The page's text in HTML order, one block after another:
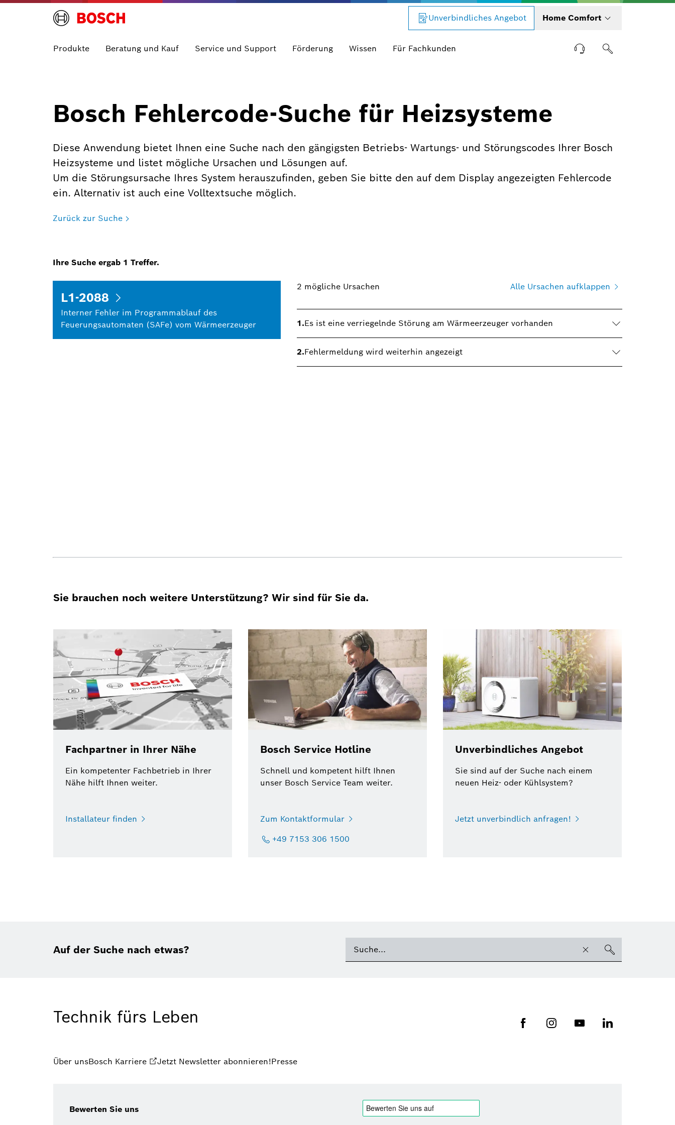
Unverbindliches Angebot Home Comfort
Produkte Beratung und Kauf Service und Support Förderung Wissen Für Fachkunden
Bosch Fehlercode-Suche für Heizsysteme
Diese Anwendung bietet Ihnen eine Suche nach den gängigsten Betriebs- Wartungs- und Störungscodes Ihrer Bosch
Heizsysteme und listet mögliche Ursachen und Lösungen auf.
Um die Störungsursache Ihres System herauszufinden, geben Sie bitte den auf dem Display angezeigten Fehlercode
ein. Alternativ ist auch eine Volltextsuche möglich.
Zurück zur Suche
Ihre Suche ergab 1 Treffer.
L1-2088
Interner Fehler im Programmablauf des
Feuerungsautomaten (SAFe) vom Wärmeerzeuger
2 mögliche Ursachen Alle Ursachen aufklappen
1.Es ist eine verriegelnde Störung am Wärmeerzeuger vorhanden
2.Fehlermeldung wird weiterhin angezeigt
Sie brauchen noch weitere Unterstützung? Wir sind für Sie da.
Fachpartner in Ihrer Nähe
Ein kompetenter Fachbetrieb in Ihrer
Nähe hilft Ihnen weiter.
Installateur finden
Bosch Service Hotline
Schnell und kompetent hilft Ihnen
unser Bosch Service Team weiter.
Zum Kontaktformular
+49 7153 306 1500
Unverbindliches Angebot
Sie sind auf der Suche nach einem
neuen Heiz- oder Kühlsystem?
Jetzt unverbindlich anfragen!
Auf der Suche nach etwas?
Technik fürs Leben
Über unsBosch Karriere Jetzt Newsletter abonnieren!Presse
Bewerten Sie uns